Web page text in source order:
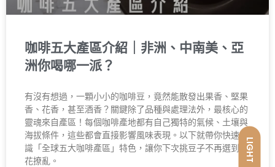
LIGHT
咖啡五大產區介紹｜非洲、中南美、亞
洲你喝哪一派？
有沒有想過，一顆小小的咖啡豆，竟然能散發出果香、堅果
香、花香，甚至酒香？關鍵除了品種與處理法外，最核心的
靈魂來自產區！每個咖啡產地都有自己獨特的氣候、土壤與
海拔條件，這些都會直接影響風味表現。以下就帶你快速認
識「全球五大咖啡產區」特色，讓你下次挑豆子不再選到眼
花撩亂。